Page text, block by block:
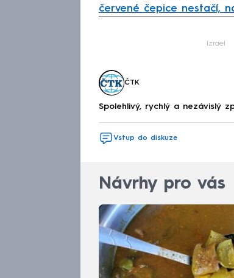
červené čepice nestačí,
Izrael
ČTK
Spolehlivý, rychlý a nezávislý
Vstup do diskuze
Návrhy pro vás